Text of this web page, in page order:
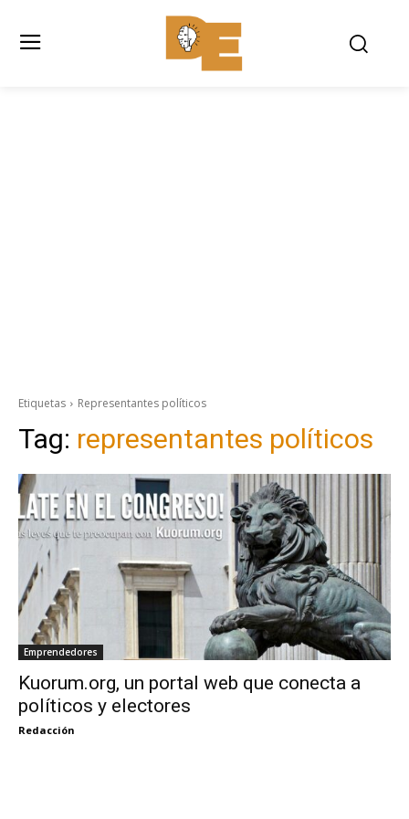
Etiquetas Representantes políticos
Tag: representantes políticos
Emprendedores
Kuorum.org, un portal web que conecta a
políticos y electores
Redacción